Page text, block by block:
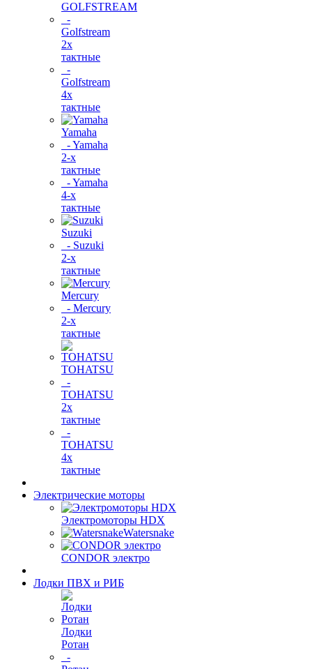
GOLFSTREAM
-
Golfstream
2х
тактные
-
Golfstream
4х
тактные
Yamaha
- Yamaha
2-х
тактные
- Yamaha
4-х
тактные
Suzuki
- Suzuki
2-х
тактные
Mercury
- Mercury
2-х
тактные
TOHATSU
-
TOHATSU
2х
тактные
-
TOHATSU
4х
тактные
Электрические моторы
Электромоторы HDX
Watersnake
CONDOR электро
Лодки ПВХ и РИБ
Лодки
Ротан
-